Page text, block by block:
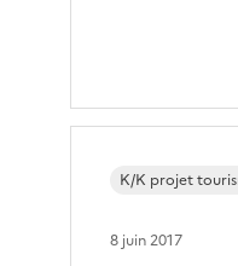
K/K projet
8 juin 2017